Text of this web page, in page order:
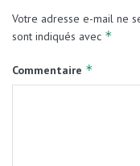
Votre adresse e-mail ne
sont indiqués avec *
Commentaire *